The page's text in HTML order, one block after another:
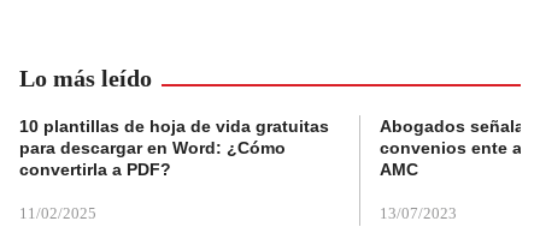
Lo más leído
10 plantillas de hoja de vida gratuitas
para descargar en Word: ¿Cómo
convertirla a PDF?
11/02/2025
Abogados
convenios ente
AMC
13/07/2023